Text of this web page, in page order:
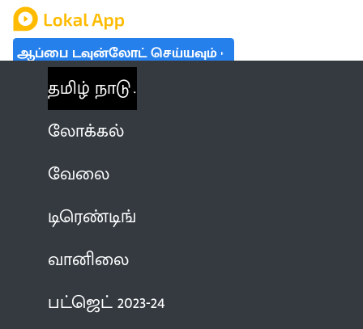
ஆப்பை டவுன்லோட் செய்யவும்
தமிழ் நாடு
லோக்கல்
வேலை
டிரெண்டிங்
வானிலை
பட்ஜெட் 2023-24